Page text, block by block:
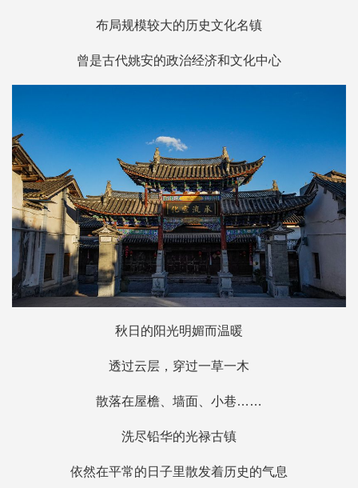
布局规模较大的历史文化名镇
曾是古代姚安的政治经济和文化中心
秋日的阳光明媚而温暖
透过云层，穿过一草一木
散落在屋檐、墙面、小巷……
洗尽铅华的光禄古镇
依然在平常的日子里散发着历史的气息